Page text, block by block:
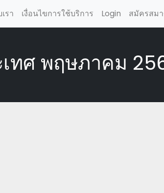
รา เงื่อนไขการใช้บริการ Login สมัครสม
ทศ พฤษภาคม